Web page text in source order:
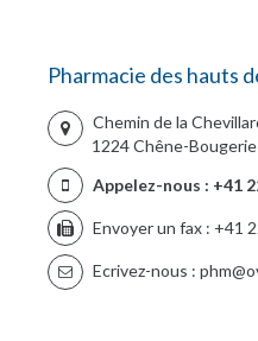
Pharmacie des hauts
Chemin de la
1224 Chêne-
Appelez-nous : +41
Envoyer un fax : +41
Ecrivez-nous :